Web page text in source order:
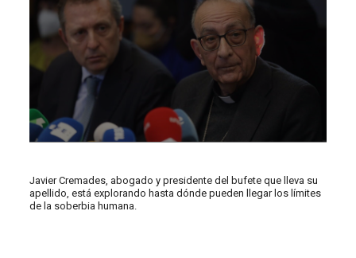
Javier Cremades, abogado y presidente del bufete que lleva su
apellido, está explorando hasta dónde pueden llegar los límites
de la soberbia humana.